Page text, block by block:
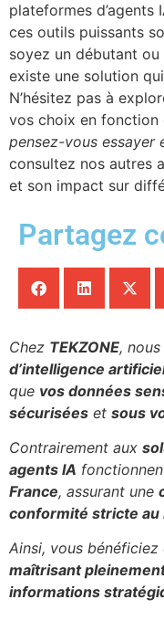
plateformes d’agents
ces outils puissants
soyez un débutant
existe une solution
N’hésitez pas à
vos choix en fonction
pensez-vous essayer
consultez nos autres
et son impact sur
Partagez
Chez TEKZONE,
d’intelligence
que vos données
sécurisées et sous
Contrairement aux
agents IA
France, assurant une
conformité stricte au
Ainsi, vous bénéficiez
maîtrisant
informations